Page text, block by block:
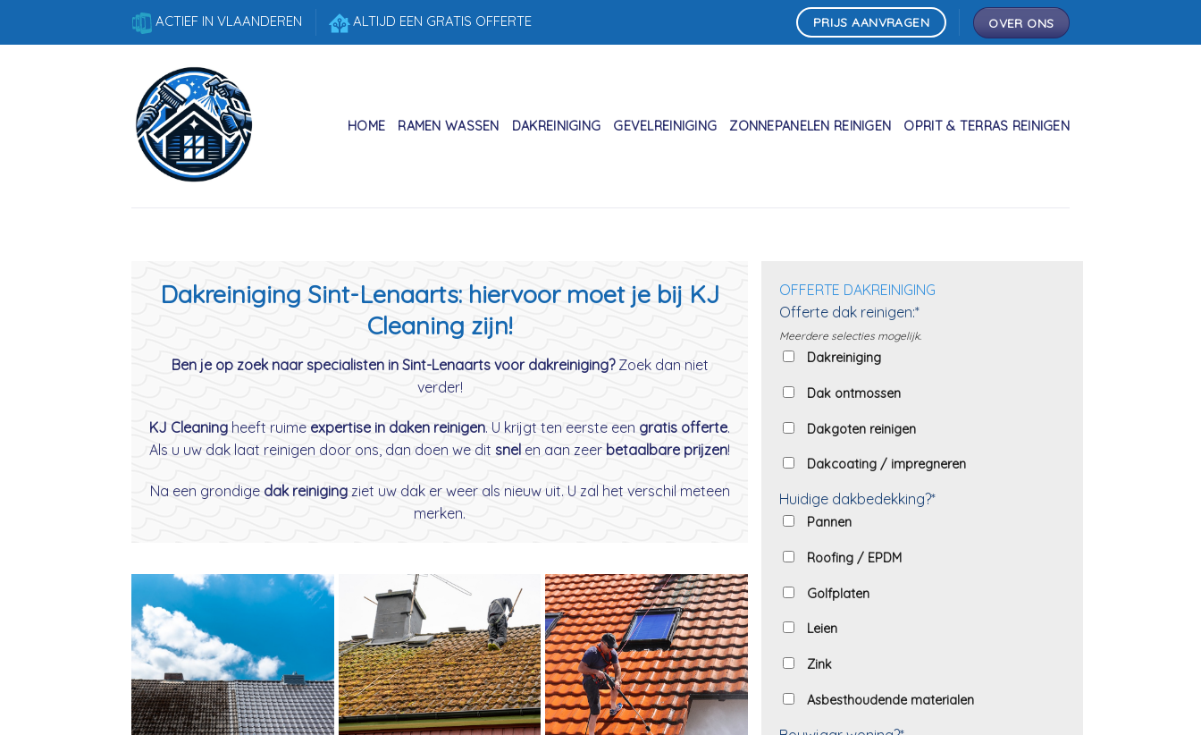
ACTIEF IN VLAANDEREN ALTIJD EEN GRATIS OFFERTE PRIJS AANVRAGEN OVER ONS
HOME RAMEN WASSEN DAKREINIGING GEVELREINIGING ZONNEPANELEN REINIGEN OPRIT & TERRAS REINIGEN
Dakreiniging Sint-Lenaarts: hiervoor moet je bij KJ
Cleaning zijn!
Ben je op zoek naar specialisten in Sint-Lenaarts voor dakreiniging?Zoek dan niet
verder!
KJ Cleaning heeft ruime expertise in daken reinigen. U krijgt ten eerste een gratis offerte.
Als u uw dak laat reinigen door ons, dan doen we dit snel en aan zeer betaalbare prijzen!
Na een grondige dak reinigingziet uw dak er weer als nieuw uit. U zal het verschil meteen
merken.
OFFERTE DAKREINIGING
Offerte dak reinigen:*
Meerdere selecties mogelijk.
Dakreiniging
Dak ontmossen
Dakgoten reinigen
Dakcoating / impregneren
Huidige dakbedekking?*
Pannen
Roofing / EPDM
Golfplaten
Leien
Zink
Asbesthoudende materialen